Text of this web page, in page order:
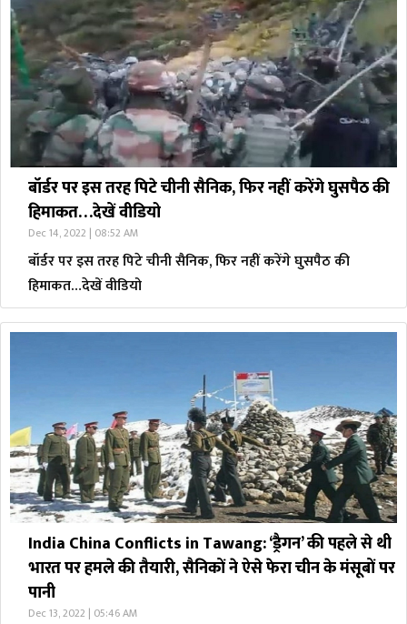
बॉर्डर पर इस तर​ह पिटे चीनी सैनिक, फिर नहीं करेंगे घुसपैठ की
हिमाकत…देखें वीडियो
Dec 14, 2022 | 08:52 AM
बॉर्डर पर इस तर​ह पिटे चीनी सैनिक, फिर नहीं करेंगे घुसपैठ की
हिमाकत…देखें वीडियो
India China Conflicts in Tawang: ‘ड्रैगन’ की पहले से थी
भारत पर हमले की तैयारी, सैनिकों ने ऐसे फेरा चीन के मंसूबों पर
पानी
Dec 13, 2022 | 05:46 AM